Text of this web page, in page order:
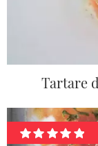
Tartare